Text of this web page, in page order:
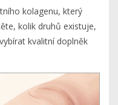
kolagenu, který
kolik druhů existuje,
kvalitní doplněk